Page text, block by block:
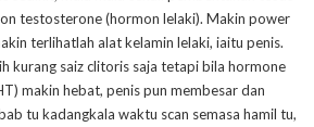
testosterone (hormon lelaki). Makin power
terlihatlah alat kelamin lelaki, iaitu penis.
kurang saiz clitoris saja tetapi bila hormone
makin hebat, penis pun membesar dan
tu kadangkala waktu scan semasa hamil tu,